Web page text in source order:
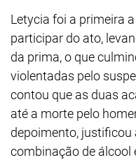
Letycia foi a primeira
participar do ato,
da prima, o que
violentadas pelo
contou que as duas
até a morte pelo
depoimento,
combinação de álcool